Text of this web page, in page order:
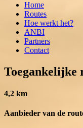
Home
Routes
Hoe werkt het?
ANBI
Partners
Contact
Toegankelijke
4,2 km
Aanbieder van de